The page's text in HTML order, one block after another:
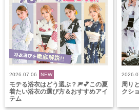
2026.07.06 NEW
モテる浴衣はどう選ぶ？🎆💕この夏
着たい浴衣の選び方＆おすすめアイ
テム
周り
クシ